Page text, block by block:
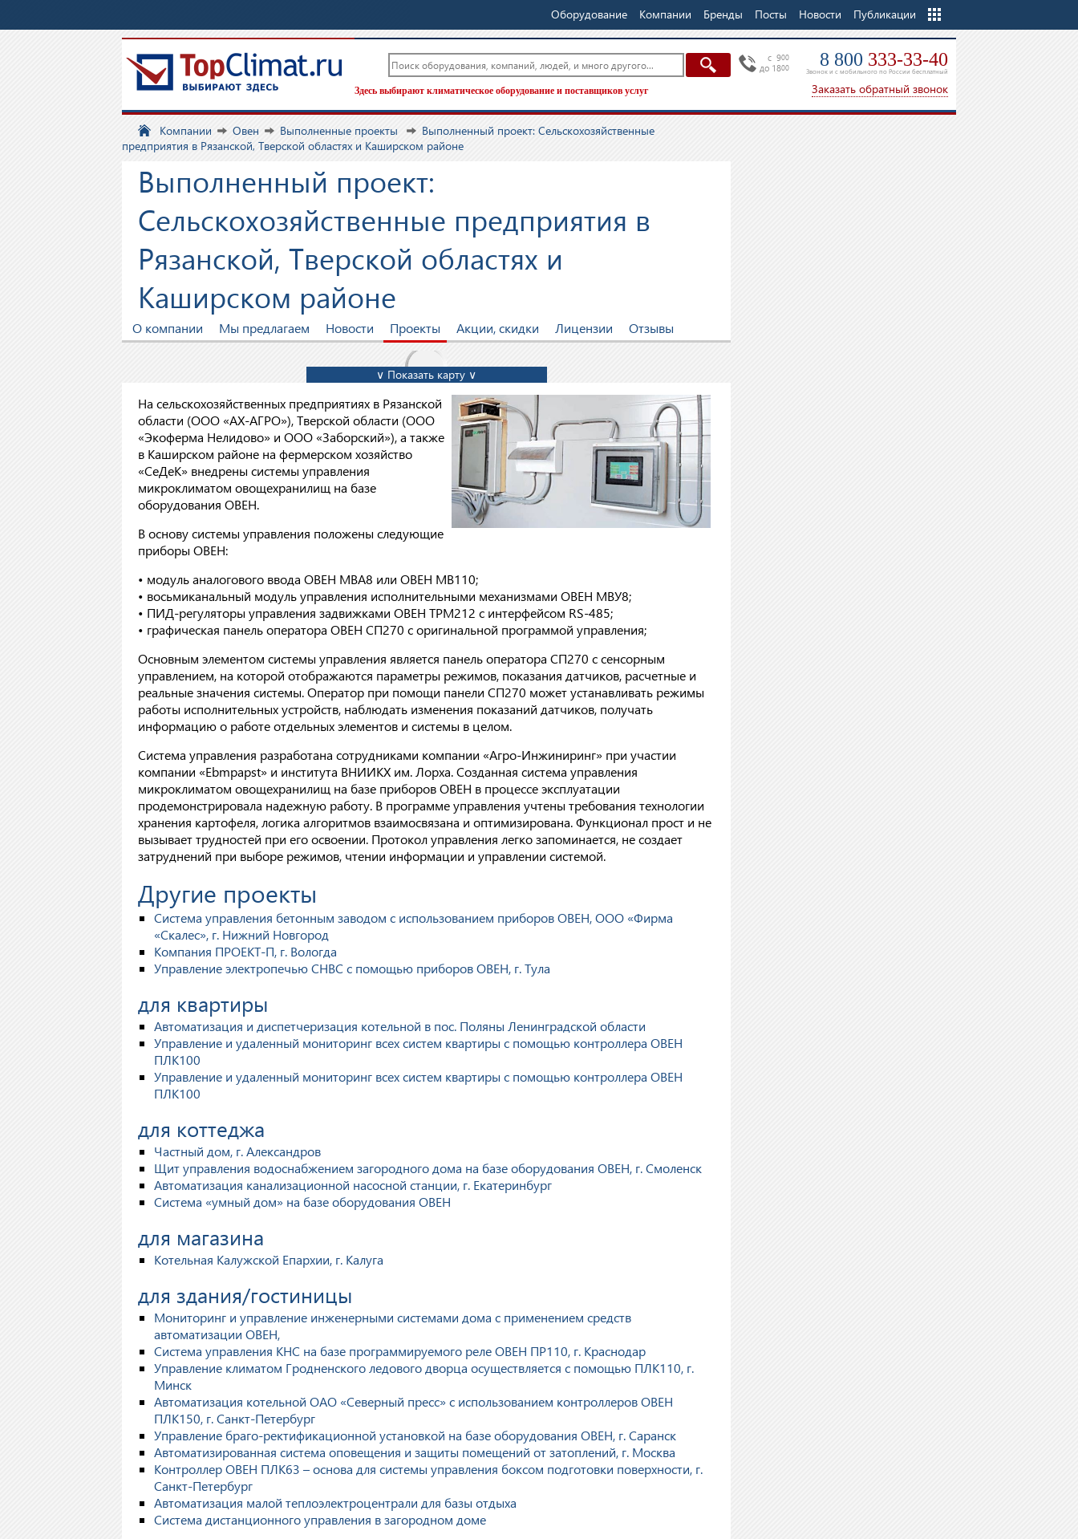
Оборудование Компании Бренды Посты Новости Публикации
Еще
c 900
до 1800 8 800 333-33-40
Звонок и с мобильного по России бесплатный
Заказать обратный звонок
Здесь выбирают климатическое оборудование и поставщиков услуг
Компании Овен Выполненные проекты
Выполненный проект: Сельскохозяйственные
предприятия в Рязанской, Тверской областях и Каширском районе
Выполненный проект:
Сельскохозяйственные предприятия в
Рязанской, Тверской областях и
Каширском районе
О компании Мы предлагаем Новости Проекты Акции, скидки Лицензии Отзывы
∨ Показать карту ∨
На сельскохозяйственных предприятиях в Рязанской
области (ООО «АХ-АГРО»), Тверской области (ООО
«Экоферма Нелидово» и ООО «Заборский»), а также
в Каширском районе на фермерском хозяйство
«СеДеК» внедрены системы управления
микроклиматом овощехранилищ на базе
оборудования ОВЕН.
В основу системы управления положены следующие
приборы ОВЕН:
• модуль аналогового ввода ОВЕН МВА8 или ОВЕН МВ110;
• восьмиканальный модуль управления исполнительными механизмами ОВЕН МВУ8;
• ПИД-регуляторы управления задвижками ОВЕН ТРМ212 с интерфейсом RS-485;
• графическая панель оператора ОВЕН СП270 с оригинальной программой управления;
Основным элементом системы управления является панель оператора СП270 с сенсорным
управлением, на которой отображаются параметры режимов, показания датчиков, расчетные и
реальные значения системы. Оператор при помощи панели СП270 может устанавливать режимы
работы исполнительных устройств, наблюдать изменения показаний датчиков, получать
информацию о работе отдельных элементов и системы в целом.
Система управления разработана сотрудниками компании «Агро-Инжиниринг» при участии
компании «Ebmpapst» и института ВНИИКХ им. Лорха. Созданная система управления
микроклиматом овощехранилищ на базе приборов ОВЕН в процессе эксплуатации
продемонстрировала надежную работу. В программе управления учтены требования технологии
хранения картофеля, логика алгоритмов взаимосвязана и оптимизирована. Функционал прост и не
вызывает трудностей при его освоении. Протокол управления легко запоминается, не создает
затруднений при выборе режимов, чтении информации и управлении системой.
Другие проекты
Система управления бетонным заводом с использованием приборов ОВЕН, ООО «Фирма
«Скалес», г. Нижний Новгород
Компания ПРОЕКТ-П, г. Вологда
Управление электропечью СНВС с помощью приборов ОВЕН, г. Тула
для квартиры
Автоматизация и диспетчеризация котельной в пос. Поляны Ленинградской области
Управление и удаленный мониторинг всех систем квартиры с помощью контроллера ОВЕН
ПЛК100
Управление и удаленный мониторинг всех систем квартиры с помощью контроллера ОВЕН
ПЛК100
для коттеджа
Частный дом, г. Александров
Щит управления водоснабжением загородного дома на базе оборудования ОВЕН, г. Смоленск
Автоматизация канализационной насосной станции, г. Екатеринбург
Система «умный дом» на базе оборудования ОВЕН
для магазина
Котельная Калужской Епархии, г. Калуга
для здания/гостиницы
Мониторинг и управление инженерными системами дома с применением средств
автоматизации ОВЕН,
Система управления КНС на базе программируемого реле ОВЕН ПР110, г. Краснодар
Управление климатом Гродненского ледового дворца осуществляется с помощью ПЛК110, г.
Минск
Автоматизация котельной ОАО «Северный пресс» с использованием контроллеров ОВЕН
ПЛК150, г. Санкт-Петербург
Управление браго-ректификационной установкой на базе оборудования ОВЕН, г. Саранск
Автоматизированная система оповещения и защиты помещений от затоплений, г. Москва
Контроллер ОВЕН ПЛК63 – основа для системы управления боксом подготовки поверхности, г.
Санкт-Петербург
Автоматизация малой теплоэлектроцентрали для базы отдыха
Система дистанционного управления в загородном доме